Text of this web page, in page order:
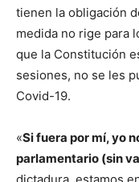
tienen la obligación
medida no rige para
que la Constitución
sesiones, no se les
Covid-19.
«Si fuera por mí, yo
parlamentario (sin
dictadura, estamos